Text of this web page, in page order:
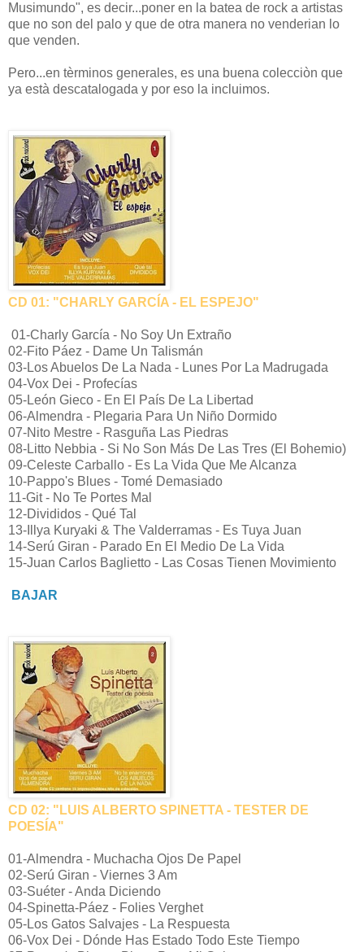
Musimundo", es decir...poner en la batea de rock a artistas
que no son del palo y que de otra manera no venderian lo
que venden.
Pero...en tèrminos generales, es una buena colecciòn que
ya està descatalogada y por eso la incluimos.
CD 01: "CHARLY GARCÍA - EL ESPEJO"
01-Charly García - No Soy Un Extraño
02-Fito Páez - Dame Un Talismán
03-Los Abuelos De La Nada - Lunes Por La Madrugada
04-Vox Dei - Profecías
05-León Gieco - En El País De La Libertad
06-Almendra - Plegaria Para Un Niño Dormido
07-Nito Mestre - Rasguña Las Piedras
08-Litto Nebbia - Si No Son Más De Las Tres (El Bohemio)
09-Celeste Carballo - Es La Vida Que Me Alcanza
10-Pappo's Blues - Tomé Demasiado
11-Git - No Te Portes Mal
12-Divididos - Qué Tal
13-Illya Kuryaki & The Valderramas - Es Tuya Juan
14-Serú Giran - Parado En El Medio De La Vida
15-Juan Carlos Baglietto - Las Cosas Tienen Movimiento
BAJAR
CD 02: "LUIS ALBERTO SPINETTA - TESTER DE
POESÍA"
01-Almendra - Muchacha Ojos De Papel
02-Serú Giran - Viernes 3 Am
03-Suéter - Anda Diciendo
04-Spinetta-Páez - Folies Verghet
05-Los Gatos Salvajes - La Respuesta
06-Vox Dei - Dónde Has Estado Todo Este Tiempo